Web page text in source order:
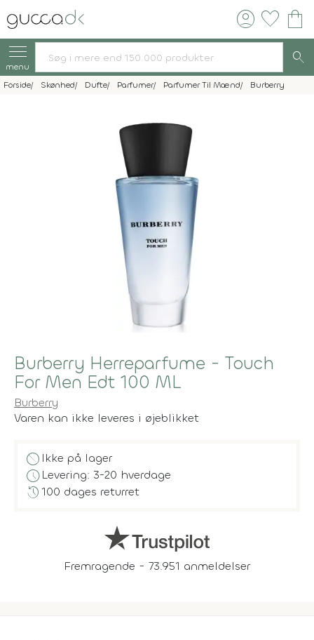
account_circle favorite shopping_bag
menu search
Forside Skønhed Dufte Parfumer Parfumer Til Mænd Burberry
Burberry Herreparfume - Touch
For Men Edt 100 ML
Burberry
Varen kan ikke leveres i øjeblikket
block Ikke på lager
scheduleLevering: 3-20 hverdage
history100 dages returret
Fremragende - 73.951 anmeldelser